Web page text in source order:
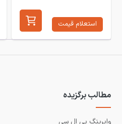
استعلام قیمت
مطالب برگزیده
وایرینگ پی ال سی